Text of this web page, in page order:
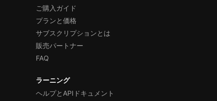
ご購入ガイド
プランと価格
サブスクリプションとは
販売パートナー
FAQ
ラーニング
ヘルプとAPIドキュメント